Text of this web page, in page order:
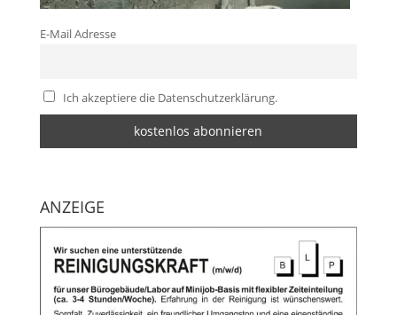
E-Mail Adresse
Ich akzeptiere die Datenschutzerklärung.
ANZEIGE